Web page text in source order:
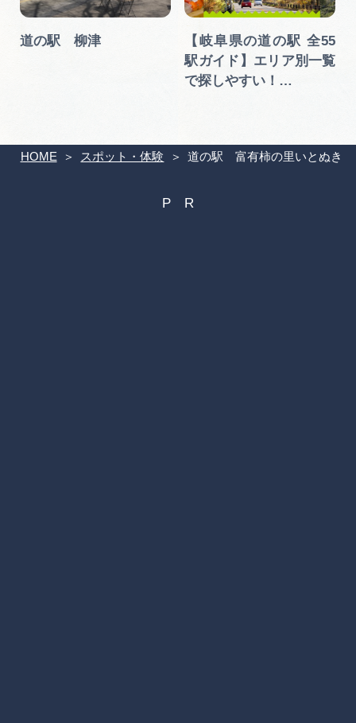
HOME スポット・体験 道の駅 富有柿の里いとぬき
道の駅 柳津
【岐阜県の道の駅 全55
駅ガイド】エリア別一覧
で探しやすい！…